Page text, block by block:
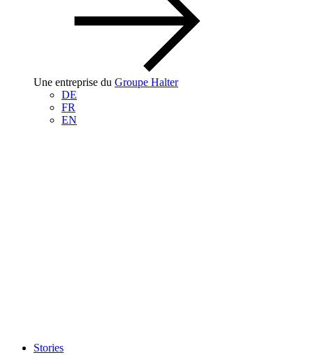
Une entreprise du Groupe Halter
DE
FR
EN
Stories